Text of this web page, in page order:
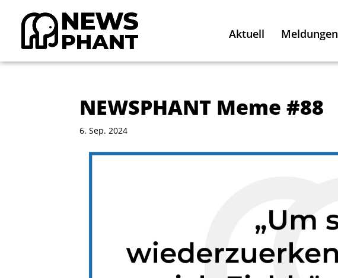
Aktuell Meldungen
NEWSPHANT Meme #88
6. Sep. 2024